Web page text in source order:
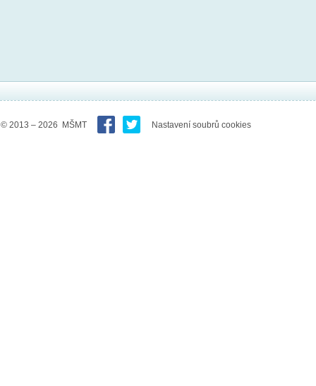
© 2013 – 2026 MŠMT Nastavení soubrů cookies